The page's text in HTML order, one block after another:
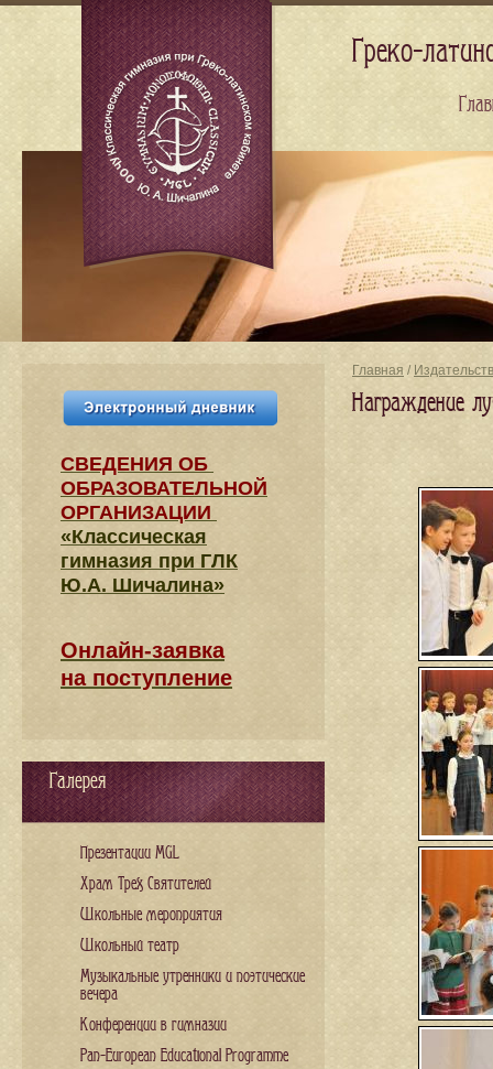
Главная /
Награждение
СВЕДЕНИЯ​ ОБ
ОБРАЗОВАТЕЛЬНОЙ
ОРГАНИЗАЦИИ
«Классическая
гимназия при ГЛК
Ю.А. Шичалина»
Онлайн-заявка
на поступление
Галерея
Презентации MGL
Храм Трех Святителей
Школьные мероприятия
Школьный театр
Музыкальные утренники и поэтические
вечера
Конференции в гимназии
Pan-European Educational Programme
Греко-